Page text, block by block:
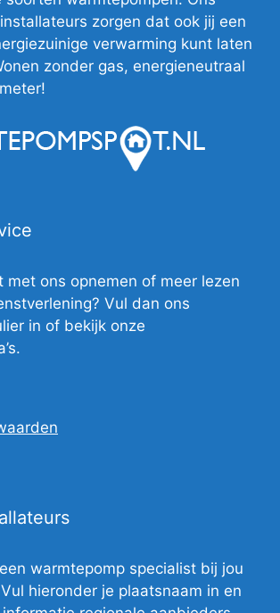
zorgen dat ook jij een
verwarming kunt laten
zonder gas, energieneutraal
met ons opnemen of meer lezen
Vul dan ons
in of bekijk onze
warmtepomp specialist bij jou
hieronder je plaatsnaam in en